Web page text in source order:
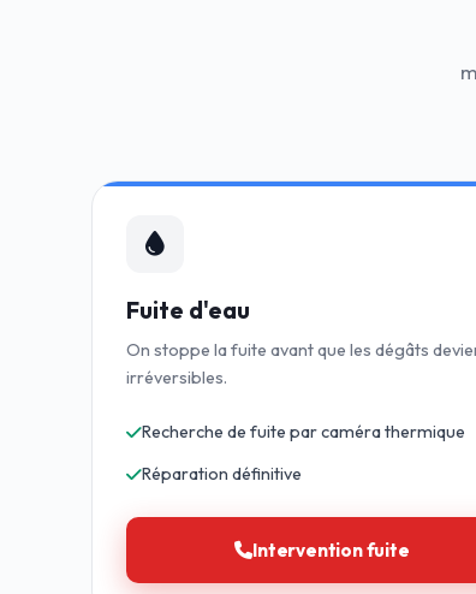
Fuite d'eau
On stoppe la fuite avant que les dégâts
irréversibles.
Recherche de fuite par caméra thermique
Réparation définitive
Intervention fuite